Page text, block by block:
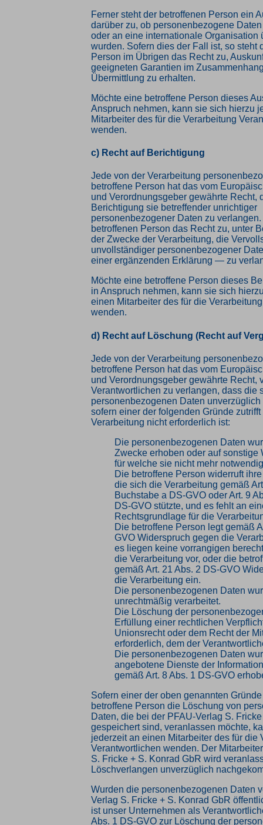
Ferner steht der betroffenen Person ein
darüber zu, ob personenbezogene
oder an eine internationale Organisation
wurden. Sofern dies der Fall ist, so steht
Person im Übrigen das Recht zu,
geeigneten Garantien im
Übermittlung zu erhalten.
Möchte eine betroffene Person dieses
Anspruch nehmen, kann sie sich hierzu
Mitarbeiter des für die Verarbeitung
wenden.
c) Recht auf Berichtigung
Jede von der Verarbeitung
betroffene Person hat das vom
und Verordnungsgeber gewährte Recht,
Berichtigung sie betreffender unrichtiger
personenbezogener Daten zu
betroffenen Person das Recht zu, unter
der Zwecke der Verarbeitung, die
unvollständiger personenbezogener
einer ergänzenden Erklärung — zu
Möchte eine betroffene Person dieses
in Anspruch nehmen, kann sie sich
einen Mitarbeiter des für die
wenden.
d) Recht auf Löschung (Recht auf
Jede von der Verarbeitung
betroffene Person hat das vom
und Verordnungsgeber gewährte Recht,
Verantwortlichen zu verlangen, dass die
personenbezogenen Daten
sofern einer der folgenden Gründe
Verarbeitung nicht erforderlich ist:
Die personenbezogenen Daten
Zwecke erhoben oder auf sonstige
für welche sie nicht mehr
Die betroffene Person widerruft
die sich die Verarbeitung gemäß
Buchstabe a DS-GVO oder Art. 9
DS-GVO stützte, und es fehlt an
Rechtsgrundlage für die
Die betroffene Person legt gemäß
GVO Widerspruch gegen die
es liegen keine vorrangigen
die Verarbeitung vor, oder die
gemäß Art. 21 Abs. 2 DS-GVO
die Verarbeitung ein.
Die personenbezogenen Daten
unrechtmäßig verarbeitet.
Die Löschung der
Erfüllung einer rechtlichen
Unionsrecht oder dem Recht der
erforderlich, dem der
Die personenbezogenen Daten
angebotene Dienste der
gemäß Art. 8 Abs. 1 DS-GVO
Sofern einer der oben genannten
betroffene Person die Löschung von
Daten, die bei der PFAU-Verlag S.
gespeichert sind, veranlassen möchte,
jederzeit an einen Mitarbeiter des für die
Verantwortlichen wenden. Der
S. Fricke + S. Konrad GbR wird
Löschverlangen unverzüglich
Wurden die personenbezogenen Daten
Verlag S. Fricke + S. Konrad GbR
ist unser Unternehmen als
Abs. 1 DS-GVO zur Löschung der